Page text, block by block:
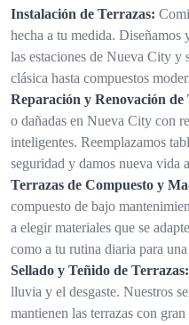
Instalación de Terrazas:
hecha a tu medida. Diseñamos
las estaciones de Nueva City y
clásica hasta compuestos
Reparación y Renovación de
o dañadas en Nueva City con
inteligentes. Reemplazamos
seguridad y damos nueva vida
Terrazas de Compuesto y
compuesto de bajo
a elegir materiales que se
como a tu rutina diaria para
Sellado y Teñido de Terrazas:
lluvia y el desgaste. Nuestros
mantienen las terrazas con